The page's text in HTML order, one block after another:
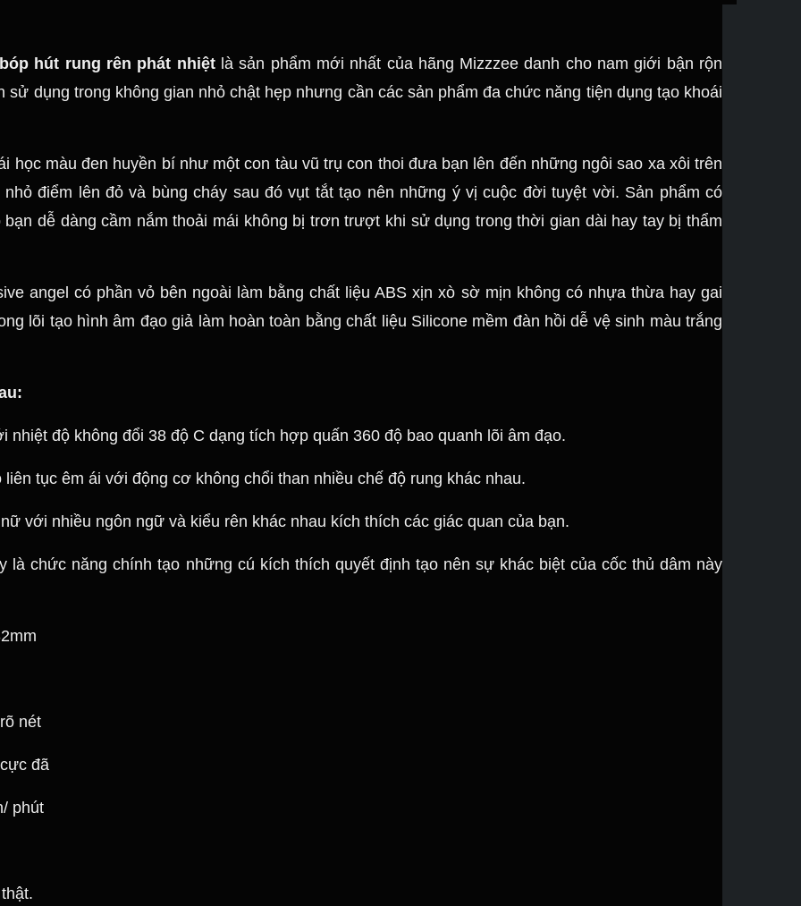
hút rung rên phát nhiệtlà sản phẩm mới nhất của hãng Mizzzee danh cho nam giới bận rộn
dụng trong không gian nhỏ chật hẹp nhưng cần các sản phẩm đa chức năng tiện dụng tạo khoái
học màu đen huyền bí như một con tàu vũ trụ con thoi đưa bạn lên đến những ngôi sao xa xôi trên
điểm lên đỏ và bùng cháy sau đó vụt tắt tạo nên những ý vị cuộc đời tuyệt vời. Sản phẩm có
dễ dàng cầm nắm thoải mái không bị trơn trượt khi sử dụng trong thời gian dài hay tay bị thẩm
angel có phần vỏ bên ngoài làm bằng chất liệu ABS xịn xò sờ mịn không có nhựa thừa hay gai
lõi tạo hình âm đạo giả làm hoàn toàn bằng chất liệu Silicone mềm đàn hồi dễ vệ sinh màu trắng
độ không đổi 38 độ C dạng tích hợp quấn 360 độ bao quanh lõi âm đạo.
tục êm ái với động cơ không chổi than nhiều chế độ rung khác nhau.
với nhiều ngôn ngữ và kiểu rên khác nhau kích thích các giác quan của bạn.
là chức năng chính tạo những cú kích thích quyết định tạo nên sự khác biệt của cốc thủ dâm này
nét
đã
phút